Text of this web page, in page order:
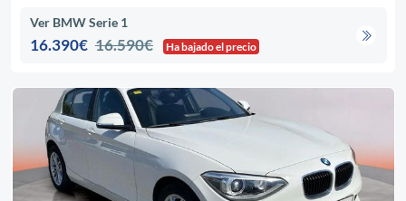
Ver BMW Serie 1
16.390€ 16.590€ Ha bajado el precio